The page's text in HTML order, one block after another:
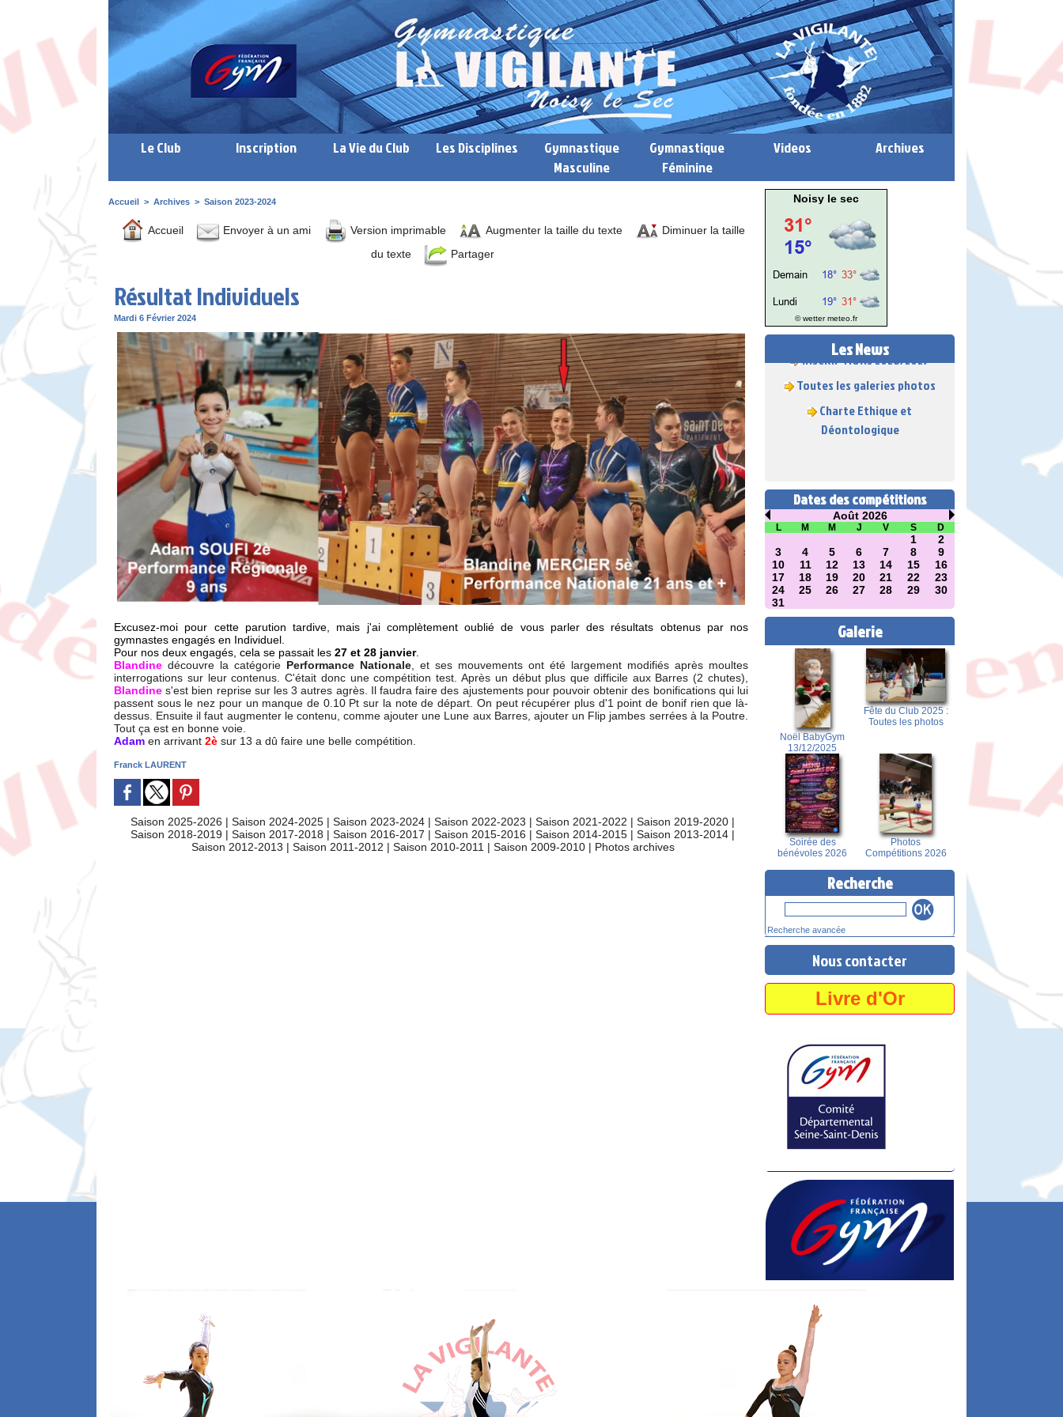
Le Club Inscription La Vie du Club Les Disciplines
Gymnastique
Masculine
Gymnastique
Féminine
Videos Archives
Accueil > Archives > Saison 2023-2024
Accueil Envoyer à un ami Version imprimable Augmenter la taille du texte
Diminuer la taille
du texte
Partager
Résultat Individuels
Mardi 6 Février 2024
Excusez-moi pour cette parution tardive, mais j'ai complètement oublié de vous parler des résultats obtenus par nos
gymnastes engagés en Individuel.
Pour nos deux engagés, cela se passait les 27 et 28 janvier.
Blandine découvre la catégorie Performance Nationale , et ses mouvements ont été largement modifiés après moultes
interrogations sur leur contenus. C'était donc une compétition test. Après un début plus que difficile aux Barres (2 chutes),
Blandines'est bien reprise sur les 3 autres agrès. Il faudra faire des ajustements pour pouvoir obtenir des bonifications qui lui
passent sous le nez pour un manque de 0.10 Pt sur la note de départ. On peut récupérer plus d'1 point de bonif rien que là-
dessus. Ensuite il faut augmenter le contenu, comme ajouter une Lune aux Barres, ajouter un Flip jambes serrées à la Poutre.
Tout ça est en bonne voie.
Adam en arrivant 2è sur 13 a dû faire une belle compétition.
Franck LAURENT
Saison 2025-2026 | Saison 2024-2025 | Saison 2023-2024 | Saison 2022-2023 | Saison 2021-2022 | Saison 2019-2020 |
Saison 2018-2019 | Saison 2017-2018 | Saison 2016-2017 | Saison 2015-2016 | Saison 2014-2015 | Saison 2013-2014 |
Saison 2012-2013 | Saison 2011-2012 | Saison 2010-2011 | Saison 2009-2010 | Photos archives
Noisy le sec
© wetter meteo.fr
Les News
INSCRIPTIONS 2026/2027
Déontologique
Dates des compétitions
Août 2026
L M M J V S D
1
2
3
4 5 6 7 8
9
10
11 12 13 14 15
16
17
18 19 20 21 22
23
24
25 26 27 28 29
30
31
Galerie
Noël BabyGym
13/12/2025
Fête du Club 2025 :
Toutes les photos
Soirée des
bénévoles 2026
Photos
Compétitions 2026
Recherche
Recherche avancée
Nous contacter
Livre d'Or